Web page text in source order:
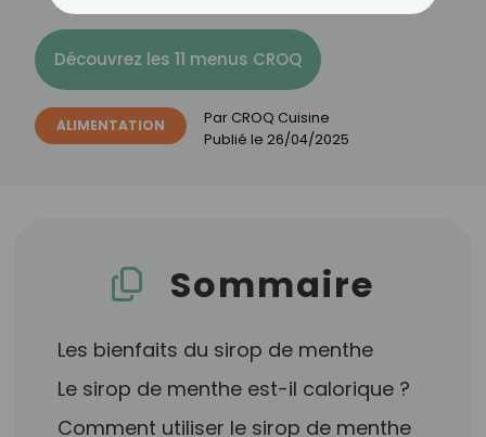
Découvrez les 11 menus CROQ
ALIMENTATION Par CROQ Cuisine
Publié le 26/04/2025
Sommaire
Les bienfaits du sirop de menthe
Le sirop de menthe est-il calorique ?
Comment utiliser le sirop de menthe